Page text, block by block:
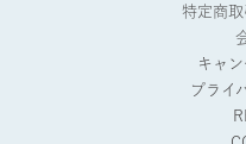
特定商
キャ
プライ